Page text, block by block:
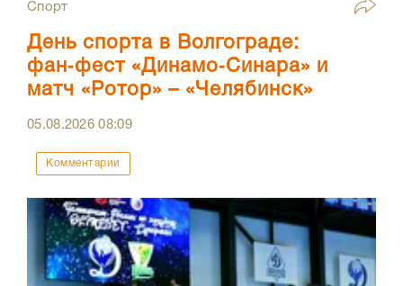
Спорт
День спорта в Волгограде:
фан‑фест «Динамо‑Синара» и
матч «Ротор» – «Челябинск»
05.08.202608:09
Комментарии